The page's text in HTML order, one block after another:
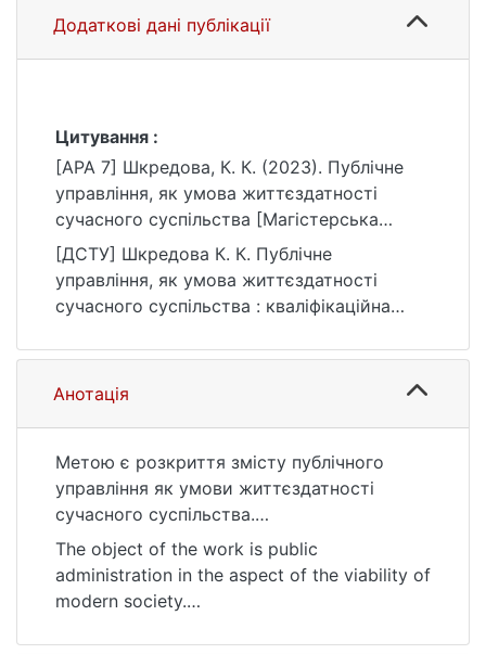
Додаткові дані публікації
Цитування :
[APA 7] Шкредова, К. К. (2023). Публічне
управління, як умова життєздатності
сучасного суспільства [Магістерська
робота, Київський національний
університет імені Тараса Шевченка].
eKNUTSHIR.
https://ir.library.knu.ua/handle/123456789/75
13
[ДСТУ] Шкредова К. К. Публічне
управління, як умова життєздатності
сучасного суспільства : кваліфікаційна
та адміністрування. Київ, 2023. 71 с. URL:
https://ir.library.knu.ua/handle/123456789/75
13 (дата звернення: 25.07.2026).
Анотація
Метою є розкриття змісту публічного
управління як умови життєздатності
сучасного суспільства.
Об’єктом роботи є публічне управління в
аспекті життєздатності сучасного
суспільства.
Предмет роботи – особливості публічного
управління, які роблять його умовою
The object of the work is public
administration in the aspect of the viability of
modern society.